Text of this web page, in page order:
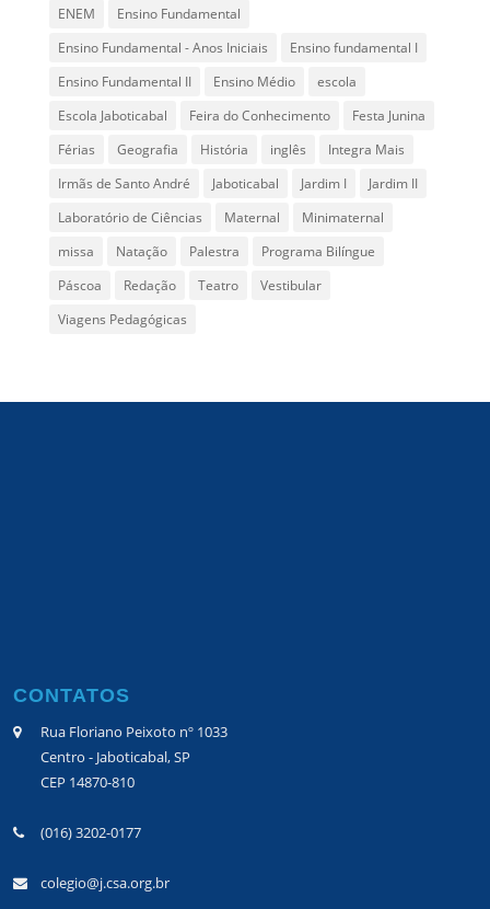
ENEM
Ensino Fundamental
Ensino Fundamental - Anos Iniciais
Ensino fundamental I
Ensino Fundamental II
Ensino Médio
escola
Escola Jaboticabal
Feira do Conhecimento
Festa Junina
Férias
Geografia História inglês
Integra Mais
Irmãs de Santo André
Jaboticabal Jardim I
Jardim II
Laboratório de Ciências
Maternal
Minimaternal
missa
Natação Palestra
Programa Bilíngue
Páscoa
Redação Teatro
Vestibular
Viagens Pedagógicas
CONTATOS
Rua Floriano Peixoto nº 1033
Centro - Jaboticabal, SP
CEP 14870-810
(016) 3202-0177
colegio@j.csa.org.br